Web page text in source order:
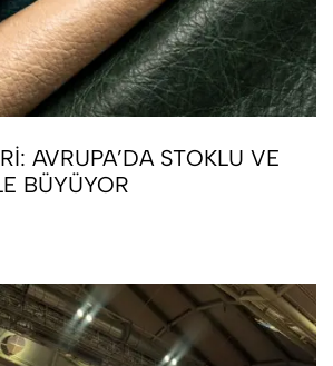
AVRUPA’DA STOKLU VE
BÜYÜYOR